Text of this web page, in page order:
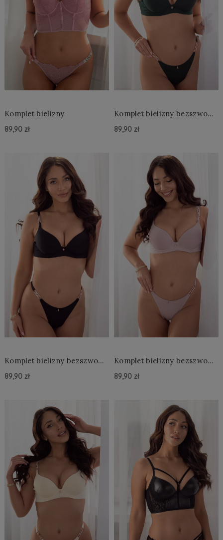
Komplet bielizny
89,90 zł
Komplet bielizny bezszwowy
89,90 zł
Komplet bielizny bezszwowy
89,90 zł
Komplet bielizny bezszwowy
89,90 zł